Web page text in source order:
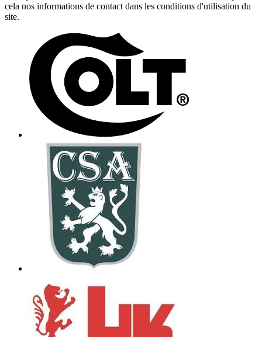
cela nos informations de contact dans les conditions d'utilisation du
site.